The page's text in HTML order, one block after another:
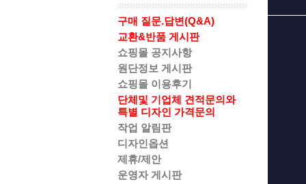
구매 질문.답변(Q&A)
교환&반품 게시판
쇼핑몰 공지사항
원단정보 게시판
쇼핑몰 이용후기
단체및 기업체 견적문의와
특별 디자인 가격문의
작업 알림판
디자인옵션
제휴/제안
운영자 게시판